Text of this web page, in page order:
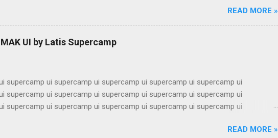
bimbel alumni ui bimbel alumni ui bimbel alumni ui bimbel alumni ui bimbel alumni
alumni ui bimbel alumni ui bimbel alumni ui bimbel alumni ui bimbel alumni ui
ui bimbel alumni ui bimbel alumni ui bimbel alumni ui bimbel alumni ui bimbel
bimbel alumni ui bimbel alu...
READ MORE »
UI by Latis Supercamp
supercamp ui supercamp ui supercamp ui supercamp ui supercamp ui
supercamp ui supercamp ui supercamp ui supercamp ui supercamp ui
supercamp ui supercamp ui supercamp ui supercamp ui supercamp ui
supercamp ui supercamp ui supercamp ui supercamp ui supercamp uiREAD MORE »